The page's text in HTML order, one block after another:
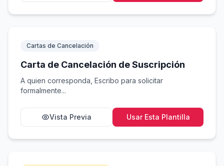
Cartas de Cancelación
Carta de Cancelación de Suscripción
A quien corresponda, Escribo para solicitar
formalmente...
Vista Previa Usar Esta Plantilla